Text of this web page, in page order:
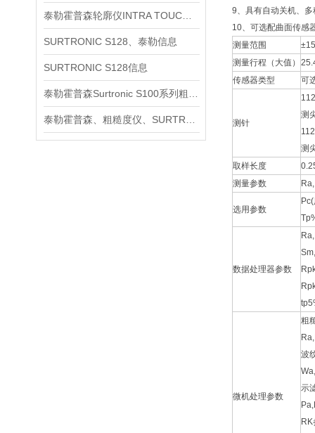
SURTRONIC S128、泰勒信息
SURTRONIC S128信息
9、具有自动关机、
10、可选配曲面传感
测量范围
测量行程（大值）
传感器类型
可
测针
测
测
取样长度
测量参数
选用参数
数据处理器参数
微机处理参数
粗
波
示